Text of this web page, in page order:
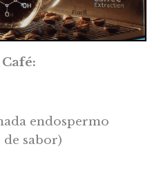
endospermo
de sabor)